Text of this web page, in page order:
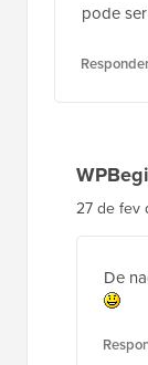
pode
27 de fev
De